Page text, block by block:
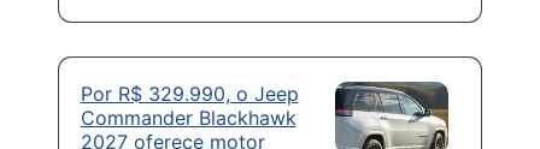
Por R$ 329.990, o Jeep
Commander Blackhawk
2027 oferece motor